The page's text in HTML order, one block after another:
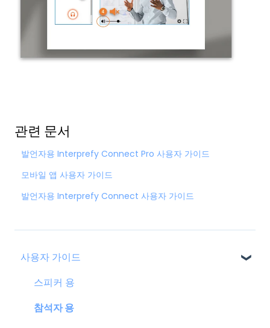
사용자 가이드
스피커 용
참석자 용
관련 문서
발언자용 Interprefy Connect Pro 사용자 가이드
모바일 앱 사용자 가이드
발언자용 Interprefy Connect 사용자 가이드